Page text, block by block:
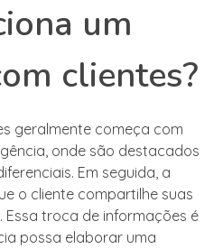
um
clientes?
geralmente começa com
onde são destacados
Em seguida, a
o cliente compartilhe suas
troca de informações é
possa elaborar uma